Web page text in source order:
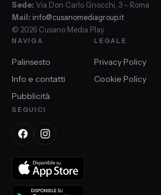
Sede: Via Don Carlo Gnocchi, 3 – Roma
Mail: info@cusanomediagroup.it
© 2026 Cusano Media Play
NAVIGA
Palinsesto
Info e contatti
Pubblicità
LEGALE
Privacy Policy
Cookie Policy
SEGUICI